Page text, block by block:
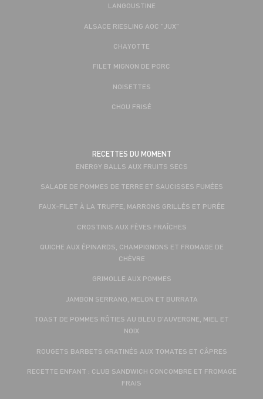
LANGOUSTINE
ALSACE RIESLING AOC "JUX"
CHAYOTTE
FILET MIGNON DE PORC
NOISETTES
CHOU FRISÉ
RECETTES DU MOMENT
ENERGY BALLS AUX FRUITS SECS
SALADE DE POMMES DE TERRE ET SAUCISSES FUMÉES
FAUX-FILET À LA TRUFFE, MARRONS GRILLÉS ET PURÉE
CROSTINIS AUX FÈVES FRAÎCHES
QUICHE AUX ÉPINARDS, CHAMPIGNONS ET FROMAGE DE
CHÈVRE
GRIMOLLE AUX POMMES
JAMBON SERRANO, MELON ET BURRATA
TOAST DE POMMES RÔTIES AU BLEU D'AUVERGNE, MIEL ET
NOIX
ROUGETS BARBETS GRATINÉS AUX TOMATES ET CÂPRES
RECETTE ENFANT : CLUB SANDWICH CONCOMBRE ET FROMAGE
FRAIS